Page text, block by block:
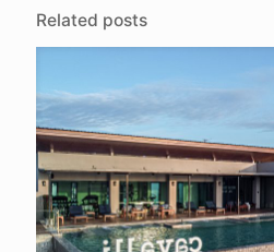
Related posts